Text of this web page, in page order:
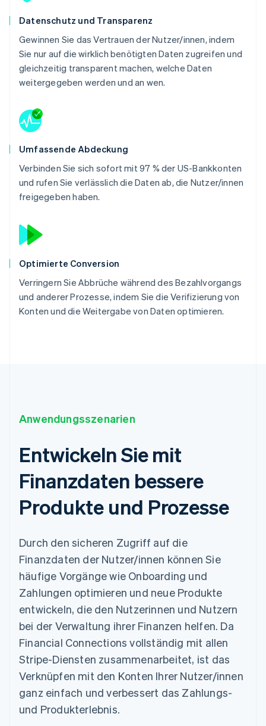
Datenschutz und Transparenz
Gewinnen Sie das Vertrauen der Nutzer/innen, indem
Sie nur auf die wirklich benötigten Daten zugreifen und
gleichzeitig transparent machen, welche Daten
weitergegeben werden und an wen.
Umfassende Abdeckung
Verbinden Sie sich sofort mit 97 % der US-Bankkonten
und rufen Sie verlässlich die Daten ab, die Nutzer/innen
freigegeben haben.
Optimierte Conversion
Verringern Sie Abbrüche während des Bezahlvorgangs
und anderer Prozesse, indem Sie die Verifizierung von
Konten und die Weitergabe von Daten optimieren.
Anwendungsszenarien
Entwickeln Sie mit
Finanzdaten bessere
Produkte und Prozesse
Durch den sicheren Zugriff auf die
Finanzdaten der Nutzer/innen können Sie
häufige Vorgänge wie Onboarding und
Zahlungen optimieren und neue Produkte
entwickeln, die den Nutzerinnen und Nutzern
bei der Verwaltung ihrer Finanzen helfen. Da
Financial Connections vollständig mit allen
Stripe-Diensten zusammenarbeitet, ist das
Verknüpfen mit den Konten Ihrer Nutzer/innen
ganz einfach und verbessert das Zahlungs-
und Produkterlebnis.